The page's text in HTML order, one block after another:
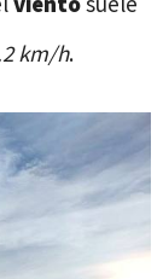
km/h.